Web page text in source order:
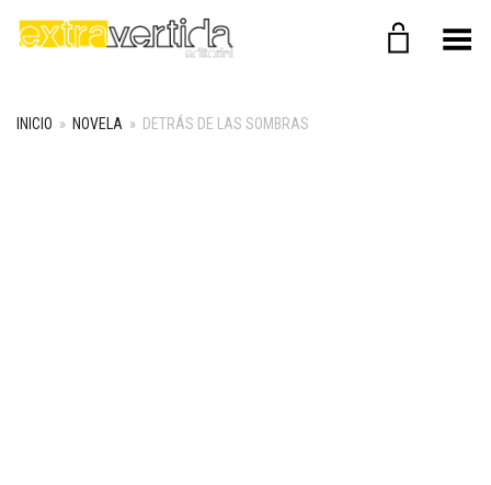
Menú
INICIO » NOVELA » DETRÁS DE LAS SOMBRAS